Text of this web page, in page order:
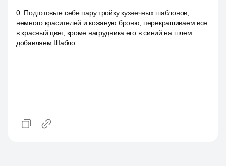
0: Подготовьте себе пару тройку кузнечных шаблонов,
немного красителей и кожаную броню, перекрашиваем все
в красный цвет, кроме нагрудника его в синий на шлем
добавляем Шабло.